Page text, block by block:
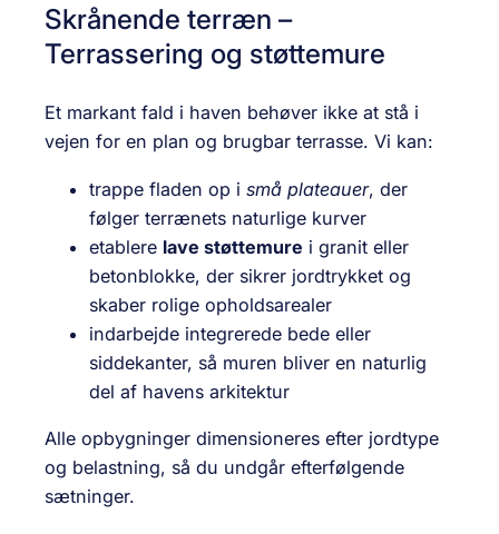
Skrånende terræn –
Terrassering og støttemure
Et markant fald i haven behøver ikke at stå i
vejen for en plan og brugbar terrasse. Vi kan:
trappe fladen op i små plateauer, der
følger terrænets naturlige kurver
etablere lave støttemure i granit eller
betonblokke, der sikrer jordtrykket og
skaber rolige opholdsarealer
indarbejde integrerede bede eller
siddekanter, så muren bliver en naturlig
del af havens arkitektur
Alle opbygninger dimensioneres efter jordtype
og belastning, så du undgår efterfølgende
sætninger.